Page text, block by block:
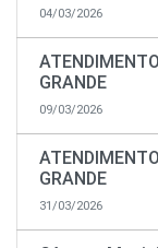
04/03/2026
GRANDE
09/03/2026
GRANDE
31/03/2026